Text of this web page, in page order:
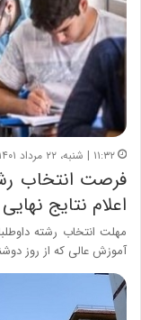
۱۱:۳۲ | شنبه، ۲۲ مرداد ۱۴۰۱
فرصت انتخاب
اعلام نتایج
آموزش عالی که از روز